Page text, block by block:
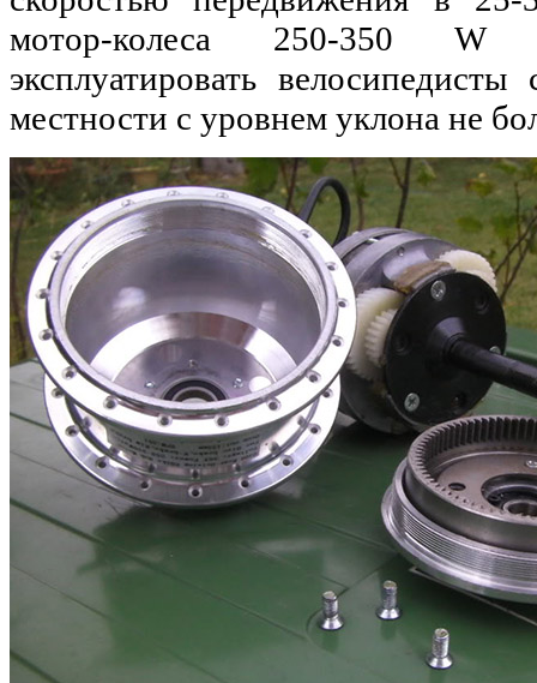
мотор-колеса 250-350 W
эксплуатировать
местности с уровнем уклона не